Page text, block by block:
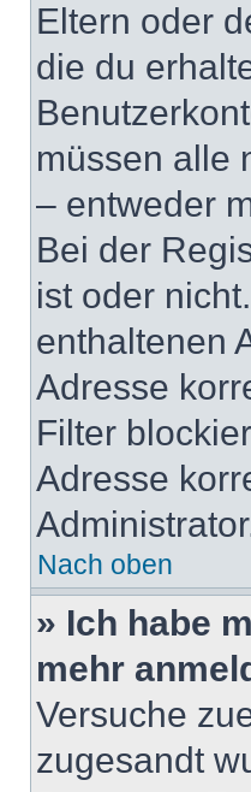
Eltern oder
die du
müssen alle
– entweder
Bei der
ist oder
enthaltenen
Adresse
Filter
Adresse
Nach oben
» Ich habe
mehr
Versuche
zugesandt